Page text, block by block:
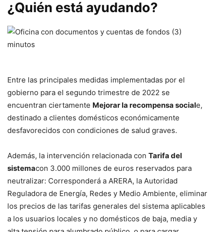
¿Quién está ayudando?
Entre las principales medidas implementadas por el
gobierno para el segundo trimestre de 2022 se
encuentran ciertamente Mejorar la recompensa sociale,
destinado a clientes domésticos económicamente
desfavorecidos con condiciones de salud graves.
Además, la intervención relacionada con Tarifa del
sistemacon 3.000 millones de euros reservados para
neutralizar: Corresponderá a ARERA, la Autoridad
Reguladora de Energía, Redes y Medio Ambiente, eliminar
los precios de las tarifas generales del sistema aplicables
a los usuarios locales y no domésticos de baja, media y